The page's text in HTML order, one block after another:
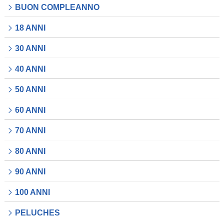
BUON COMPLEANNO
18 ANNI
30 ANNI
40 ANNI
50 ANNI
60 ANNI
70 ANNI
80 ANNI
90 ANNI
100 ANNI
PELUCHES